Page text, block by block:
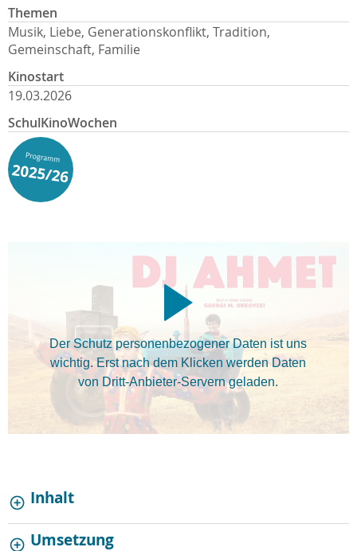
Themen
Musik, Liebe, Generationskonflikt, Tradition,
Gemeinschaft, Familie
Kinostart
19.03.2026
SchulKinoWochen
Der Schutz personenbezogener Daten ist uns
wichtig. Erst nach dem Klicken werden Daten
von Dritt-Anbieter-Servern geladen.
Inhalt
Umsetzung